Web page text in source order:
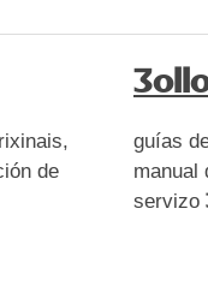
de
guías
manual
servizo